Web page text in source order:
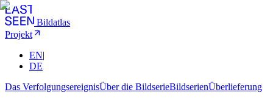
Bildatlas
Projekt
EN|
DE
Das VerfolgungsereignisÜber die BildserieBildserienÜberlieferung